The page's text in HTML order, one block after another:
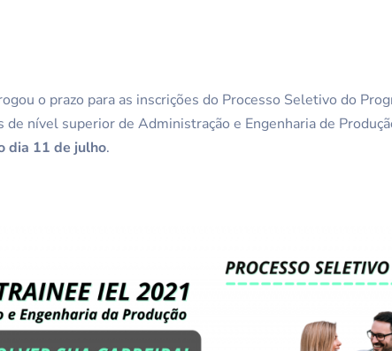
o prazo para as inscrições do Processo Seletivo do
nível superior de Administração e Engenharia de
dia 11 de julho.